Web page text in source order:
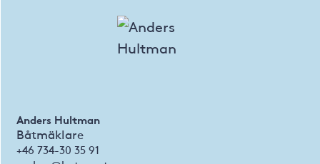
Anders Hultman
Båtmäklare
+46 734-30 35 91